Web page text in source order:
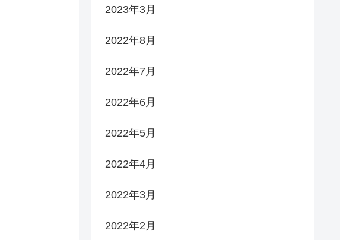
2023年3月
2022年8月
2022年7月
2022年6月
2022年5月
2022年4月
2022年3月
2022年2月